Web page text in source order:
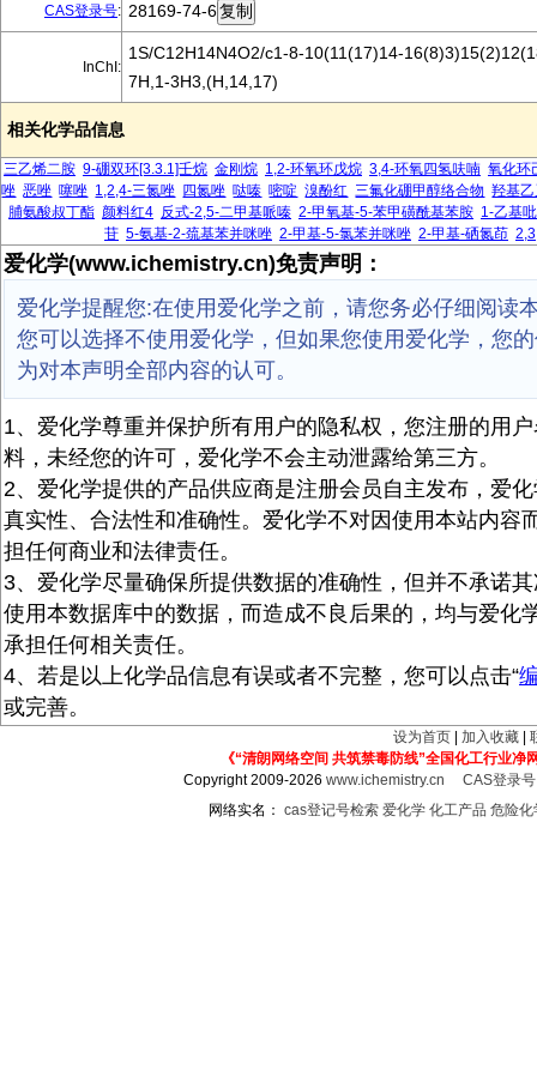
CAS登录号: 28169-74-6
InChI:
1S/C12H14N4O2/c1-8-10(11(17)14-
7H,1-3H3,(H,14,17)
相关化学品信息
三乙烯二胺 9-硼双环[3.3.1]壬烷 金刚烷 1,2-环氧环戊烷 3,4-环氧四氢呋喃 氧化环
唑 恶唑 噻唑 1,2,4-三氮唑 四氮唑 哒嗪 嘧啶 溴酚红 三氟化硼甲醇络合物 羟基
脯氨酸叔丁酯 颜料红4 反式-2,5-二甲基哌嗪 2-甲氧基-5-苯甲磺酰基苯胺 1-乙基
苷 5-氨基-2-巯基苯并咪唑 2-甲基-5-氯苯并咪唑 2-甲基-硒氮茚
爱化学(www.ichemistry.cn)免责声明：
爱化学提醒您:在使用爱化学之前，请您务必仔细阅读
您可以选择不使用爱化学，但如果您使用爱化学，您
为对本声明全部内容的认可。
1、爱化学尊重并保护所有用户的隐私权，您注册的用
料，未经您的许可，爱化学不会主动泄露给第三方。
2、爱化学提供的产品供应商是注册会员自主发布，爱
真实性、合法性和准确性。爱化学不对因使用本站内容
担任何商业和法律责任。
3、爱化学尽量确保所提供数据的准确性，但并不承诺
使用本数据库中的数据，而造成不良后果的，均与爱化
承担任何相关责任。
4、若是以上化学品信息有误或者不完整，您可以点击“
或完善。
设为首页 加入收藏
《“清朗网络空间 共筑禁毒防线”全国化工行业净
Copyright 2009-2026www.ichemistry.cn
CAS登录
网络实名： cas登记号检索 爱化学 化工产品 危险化